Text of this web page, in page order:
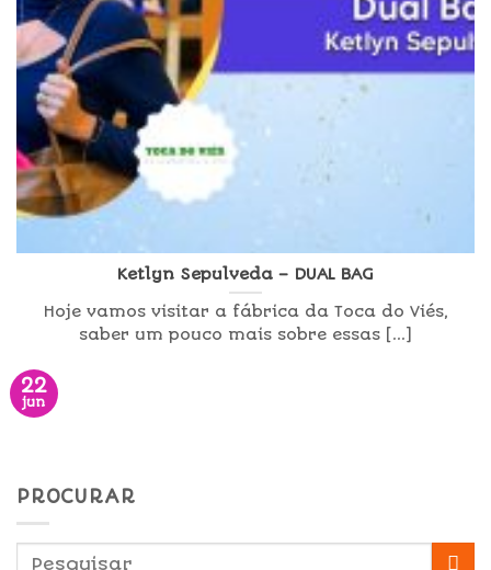
Ketlyn Sepulveda – DUAL BAG
Hoje vamos visitar a fábrica da Toca do Viés,
saber um pouco mais sobre essas [...]
22
jun
PROCURAR